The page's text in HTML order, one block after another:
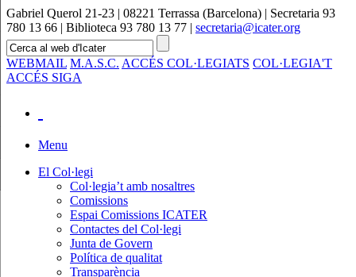
Gabriel Querol 21-23 | 08221 Terrassa (Barcelona) | Secretaria 93
780 13 66 | Biblioteca 93 780 13 77 | secretaria@icater.org
WEBMAIL M.A.S.C. ACCÉS COL·LEGIATS COL·LEGIA'T
ACCÉS SIGA
Menu
El Col·legi
Col·legia’t amb nosaltres
Comissions
Espai Comissions ICATER
Contactes del Col·legi
Junta de Govern
Política de qualitat
Transparència